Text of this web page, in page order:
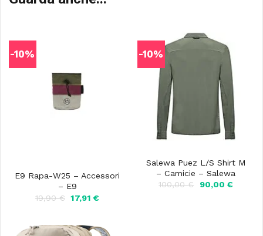
-10%
E9 Rapa-W25 – Accessori
– E9
19,90€ Il
19,90 €.
17,91€Il
17,91 €.
-10%
Salewa Puez L/S Shirt M
– Camicie – Salewa
100,00€
Il
90,00 €Il